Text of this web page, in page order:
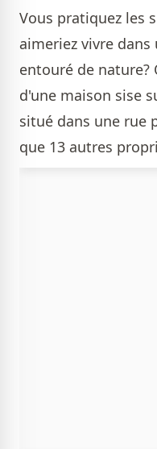
Vous pratiquez les
aimeriez vivre
entouré de nature?
d'une maison sise
situé dans une rue
que 13 autres